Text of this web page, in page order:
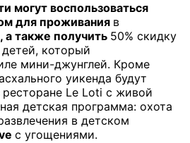
могут воспользоваться
для проживания в
, а также получить 50% скидку
который
мини-джунглей. Кроме
уикенда будут
Le Loti с живой
детская программа: охота
в детском
с угощениями.